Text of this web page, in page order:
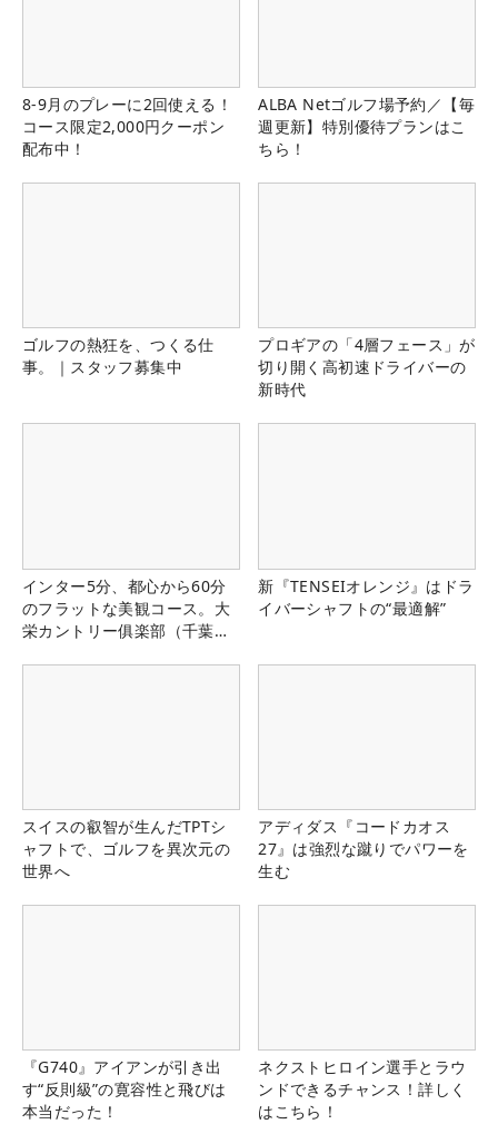
8-9月のプレーに2回使える！
コース限定2,000円クーポン
配布中！
ALBA Netゴルフ場予約／【毎
週更新】特別優待プランはこ
ちら！
ゴルフの熱狂を、つくる仕
事。｜スタッフ募集中
プロギアの「4層フェース」が
切り開く高初速ドライバーの
新時代
インター5分、都心から60分
のフラットな美観コース。大
栄カントリー俱楽部（千葉
新『TENSEIオレンジ』はドラ
イバーシャフトの“最適解”
スイスの叡智が生んだTPTシ
ャフトで、ゴルフを異次元の
世界へ
アディダス『コードカオス
27』は強烈な蹴りでパワーを
生む
『G740』アイアンが引き出
す“反則級”の寛容性と飛びは
本当だった！
ネクストヒロイン選手とラウ
ンドできるチャンス！詳しく
はこちら！